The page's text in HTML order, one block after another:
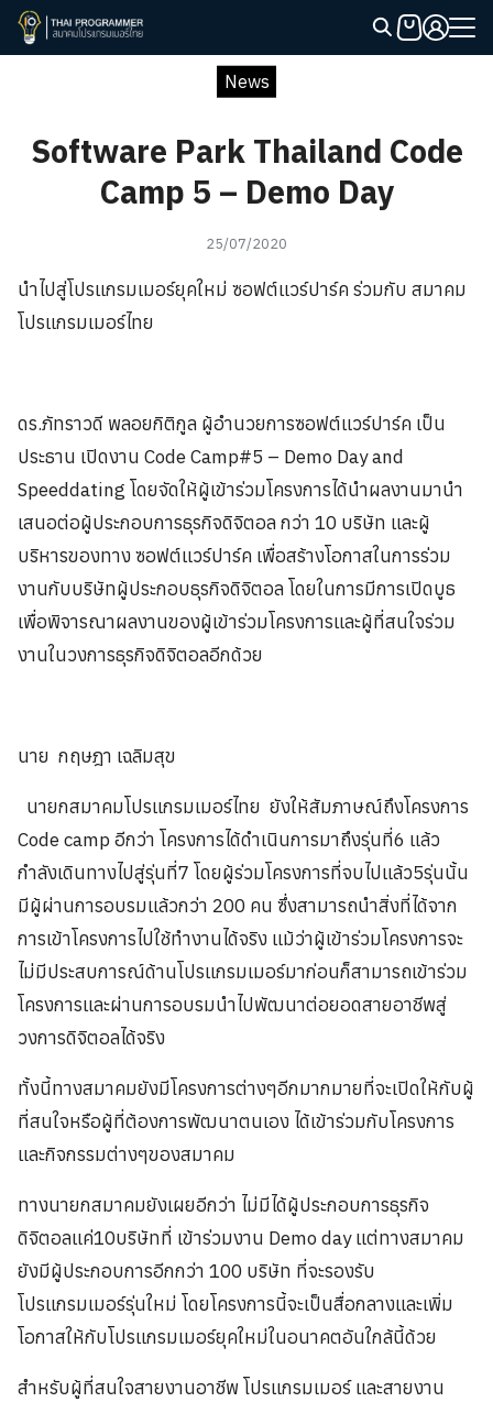
Skip
News
Software Park Thailand Code
Camp 5 – Demo Day
25/07/2020
นำไปสู่โปรแกรมเมอร์ยุคใหม่ ซอฟต์แวร์ปาร์ค ร่วมกับ สมาคม
โปรแกรมเมอร์ไทย
ดร.ภัทราวดี พลอยกิติกูล ผู้อำนวยการซอฟต์แวร์ปาร์ค เป็น
ประธาน เปิดงาน Code Camp#5 – Demo Day and
Speeddating โดยจัดให้ผู้เข้าร่วมโครงการได้นำผลงานมานำ
เสนอต่อผู้ประกอบการธุรกิจดิจิตอล กว่า 10 บริษัท และผู้
บริหารของทาง ซอฟต์แวร์ปาร์ค เพื่อสร้างโอกาสในการร่วม
งานกับบริษัทผู้ประกอบธุรกิจดิจิตอล โดยในการมีการเปิดบูธ
เพื่อพิจารณาผลงานของผู้เข้าร่วมโครงการและผู้ที่สนใจร่วม
งานในวงการธุรกิจดิจิตอลอีกด้วย
นาย กฤษฎา เฉลิมสุข
นายกสมาคมโปรแกรมเมอร์ไทย ยังให้สัมภาษณ์ถึงโครงการ
Code camp อีกว่า โครงการได้ดำเนินการมาถึงรุ่นที่6 แล้ว
กำลังเดินทางไปสู่รุ่นที่7 โดยผู้ร่วมโครงการที่จบไปแล้ว5รุ่นนั้น
มีผู้ผ่านการอบรมแล้วกว่า 200 คน ซึ่งสามารถนำสิ่งที่ได้จาก
การเข้าโครงการไปใช้ทำงานได้จริง แม้ว่าผู้เข้าร่วมโครงการจะ
ไม่มีประสบการณ์ด้านโปรแกรมเมอร์มาก่อนก็สามารถเข้าร่วม
โครงการและผ่านการอบรมนำไปพัฒนาต่อยอดสายอาชีพสู่
วงการดิจิตอลได้จริง
ทั้งนี้ทางสมาคมยังมีโครงการต่างๆอีกมากมายที่จะเปิดให้กับผู้
ที่สนใจหรือผู้ที่ต้องการพัฒนาตนเอง ได้เข้าร่วมกับโครงการ
และกิจกรรมต่างๆของสมาคม
ทางนายกสมาคมยังเผยอีกว่า ไม่มีได้ผู้ประกอบการธุรกิจ
ดิจิตอลแค่10บริษัทที่ เข้าร่วมงาน Demo day แต่ทางสมาคม
ยังมีผู้ประกอบการอีกกว่า 100 บริษัท ที่จะรองรับ
โปรแกรมเมอร์รุ่นใหม่ โดยโครงการนี้จะเป็นสื่อกลางและเพิ่ม
โอกาสให้กับโปรแกรมเมอร์ยุคใหม่ในอนาคตอันใกล้นี้ด้วย
สำหรับผู้ที่สนใจสายงานอาชีพ โปรแกรมเมอร์ และสายงาน